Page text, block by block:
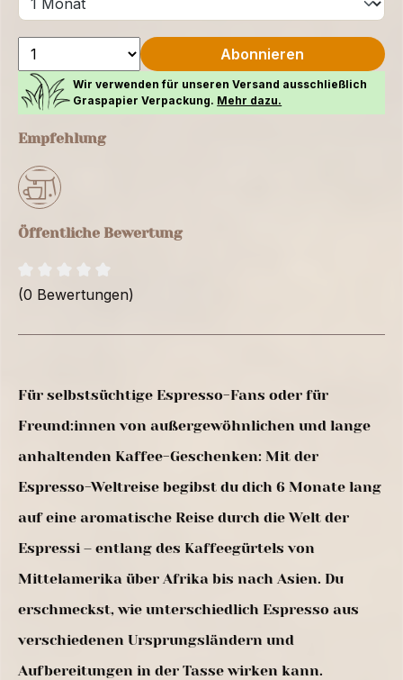
Abonnieren
Wir verwenden für unseren Versand ausschließlich
Graspapier Verpackung. Mehr dazu.
Empfehlung
Öffentliche Bewertung
(0 Bewertungen)
Für selbstsüchtige Espresso-Fans oder für
Freund:innen von außergewöhnlichen und lange
anhaltenden Kaffee-Geschenken: Mit der
Espresso-Weltreise begibst du dich 6 Monate lang
auf eine aromatische Reise durch die Welt der
Espressi – entlang des Kaffeegürtels von
Mittelamerika über Afrika bis nach Asien. Du
erschmeckst, wie unterschiedlich Espresso aus
verschiedenen Ursprungsländern und
Aufbereitungen in der Tasse wirken kann.